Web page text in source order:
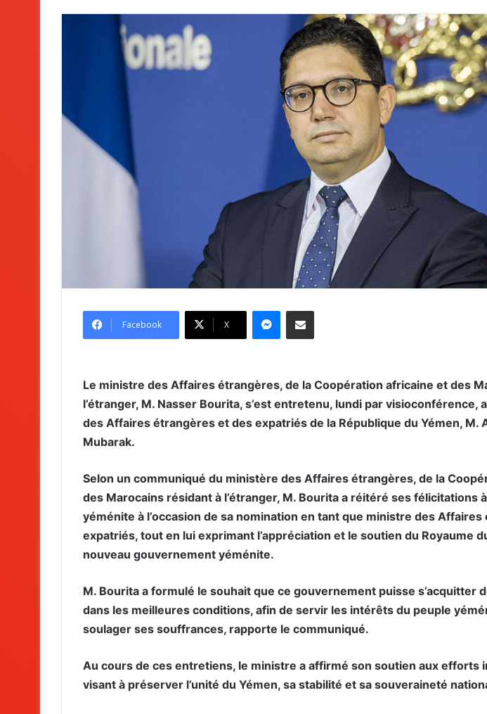
Facebook X
Le ministre des Affaires étrangères, de la Coopération africaine et des
l’étranger, M. Nasser Bourita, s’est entretenu, lundi par visioconférence,
des Affaires étrangères et des expatriés de la République du Yémen, M.
Mubarak.
Selon un communiqué du ministère des Affaires étrangères, de la
des Marocains résidant à l’étranger, M. Bourita a réitéré ses félicitations
yéménite à l’occasion de sa nomination en tant que ministre des
expatriés, tout en lui exprimant l’appréciation et le soutien du Royaume
nouveau gouvernement yéménite.
M. Bourita a formulé le souhait que ce gouvernement puisse s’acquitter
dans les meilleures conditions, afin de servir les intérêts du peuple
soulager ses souffrances, rapporte le communiqué.
Au cours de ces entretiens, le ministre a affirmé son soutien aux efforts
visant à préserver l’unité du Yémen, sa stabilité et sa souveraineté